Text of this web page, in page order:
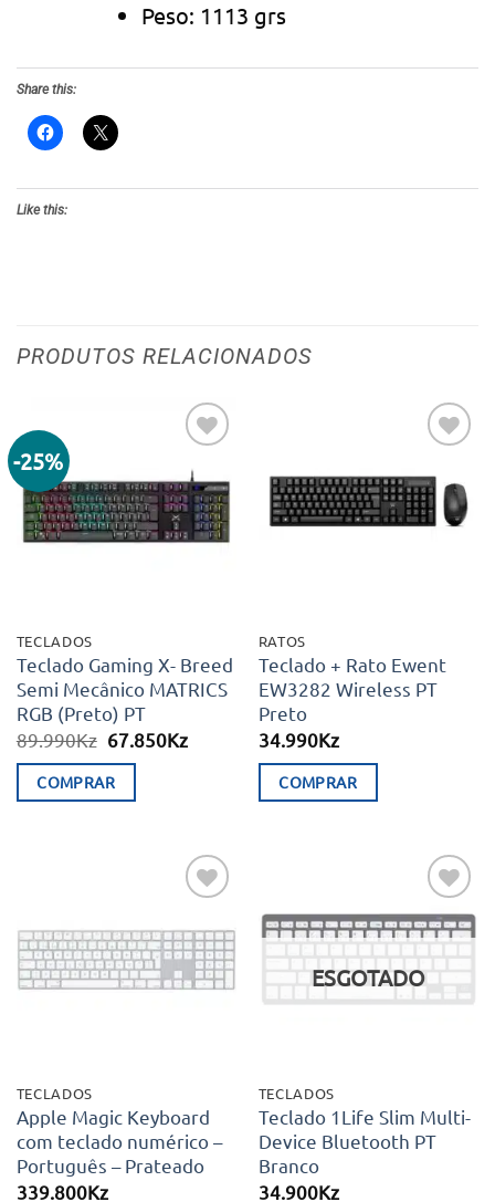
Peso: 1113 grs
Share this:
Like this:
PRODUTOS RELACIONADOS
-25%
Adicionar
aos meus
desejos
TECLADOS
Teclado Gaming X- Breed
Semi Mecânico MATRICS
RGB (Preto) PT
89.990Kz O
original
era:
67.850KzO
COMPRAR
aos meus
desejos
RATOS
Teclado + Rato Ewent
EW3282 Wireless PT
Preto
34.990Kz
COMPRAR
aos meus
desejos
TECLADOS
Apple Magic Keyboard
com teclado numérico –
Português – Prateado
339.800Kz
Adicionar
aos meus
desejos
ESGOTADO
TECLADOS
Teclado 1Life Slim Multi-
Device Bluetooth PT
Branco
34.900Kz